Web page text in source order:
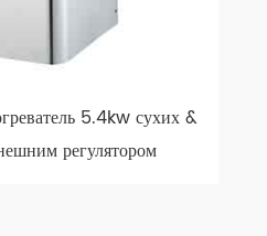
5.4kw сухих &
регулятором